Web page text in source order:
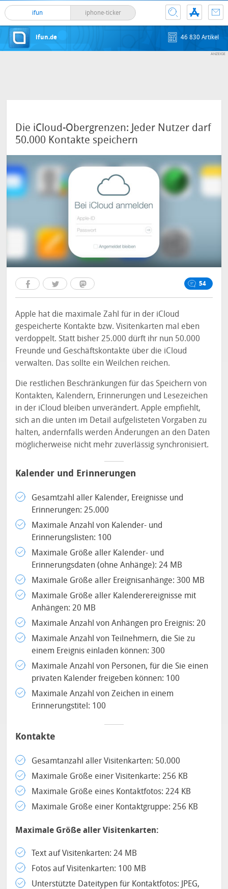
ifun iphone-ticker
ifun.de 46 830 Artikel
Die iCloud-Obergrenzen: Jeder Nutzer darf
50.000 Kontakte speichern
54
Apple hat die maximale Zahl für in der iCloud
gespeicherte Kontakte bzw. Visitenkarten mal eben
verdoppelt. Statt bisher 25.000 dürft ihr nun 50.000
Freunde und Geschäftskontakte über die iCloud
verwalten. Das sollte ein Weilchen reichen.
Die restlichen Beschränkungen für das Speichern von
Kontakten, Kalendern, Erinnerungen und Lesezeichen
in der iCloud bleiben unverändert. Apple empfiehlt,
sich an die unten im Detail aufgelisteten Vorgaben zu
halten, andernfalls werden Änderungen an den Daten
möglicherweise nicht mehr zuverlässig synchronisiert.
Kalender und Erinnerungen
Gesamtzahl aller Kalender, Ereignisse und
Erinnerungen: 25.000
Maximale Anzahl von Kalender- und
Erinnerungslisten: 100
Maximale Größe aller Kalender- und
Erinnerungsdaten (ohne Anhänge): 24 MB
Maximale Größe aller Ereignisanhänge: 300 MB
Maximale Größe aller Kalenderereignisse mit
Anhängen: 20 MB
Maximale Anzahl von Anhängen pro Ereignis: 20
Maximale Anzahl von Teilnehmern, die Sie zu
einem Ereignis einladen können: 300
Maximale Anzahl von Personen, für die Sie einen
privaten Kalender freigeben können: 100
Maximale Anzahl von Zeichen in einem
Erinnerungstitel: 100
Kontakte
Gesamtanzahl aller Visitenkarten: 50.000
Maximale Größe einer Visitenkarte: 256 KB
Maximale Größe eines Kontaktfotos: 224 KB
Maximale Größe einer Kontaktgruppe: 256 KB
Maximale Größe aller Visitenkarten:
Text auf Visitenkarten: 24 MB
Fotos auf Visitenkarten: 100 MB
Unterstützte Dateitypen für Kontaktfotos: JPEG,